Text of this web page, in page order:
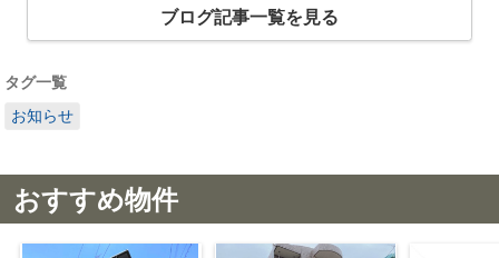
ブログ記事一覧を見る
タグ一覧
お知らせ
おすすめ物件